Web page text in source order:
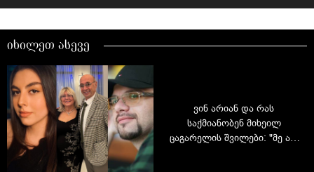
იხილეთ ასევე
ვინ არიან და რას
საქმიანობენ მიხეილ
ცაგარელის შვილები: "მე არ